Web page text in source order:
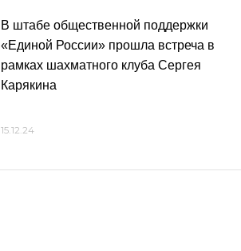
В штабе общественной поддержки
«Единой России» прошла встреча в
рамках шахматного клуба Сергея
Карякина
15.12.24